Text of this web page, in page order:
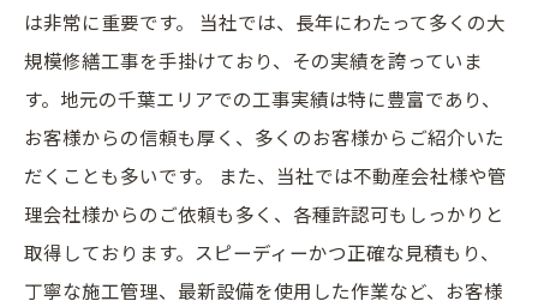
は非常に重要です。 当社では、長年にわたって多くの大
規模修繕工事を手掛けており、その実績を誇っていま
す。地元の千葉エリアでの工事実績は特に豊富であり、
お客様からの信頼も厚く、多くのお客様からご紹介いた
だくことも多いです。 また、当社では不動産会社様や管
理会社様からのご依頼も多く、各種許認可もしっかりと
取得しております。スピーディーかつ正確な見積もり、
丁寧な施工管理、最新設備を使用した作業など、お客様